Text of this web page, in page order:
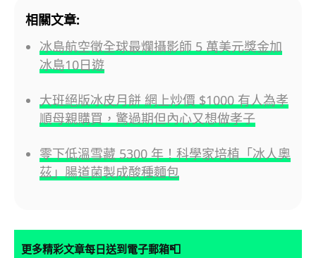
相關文章:
冰島航空徵全球最爛攝影師 5 萬美元獎金加
冰島10日遊
大班絕版冰皮月餅 網上炒價 $1000 有人為孝
順母親購買，驚過期但內心又想做孝子
零下低溫雪藏 5300 年！科學家培植「冰人奧
茲」腸道菌製成酸種麵包
更多精彩文章每日送到電子郵箱📮